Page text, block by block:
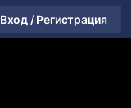
Вход / Регистрация